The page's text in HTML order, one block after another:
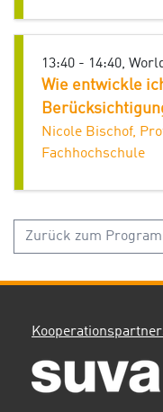
13:40 - 14:40,
Wie entwickle
Nicole Bischof,
Fachhochschule
Zurück zum